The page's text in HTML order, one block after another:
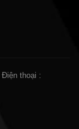
Điện thoại :